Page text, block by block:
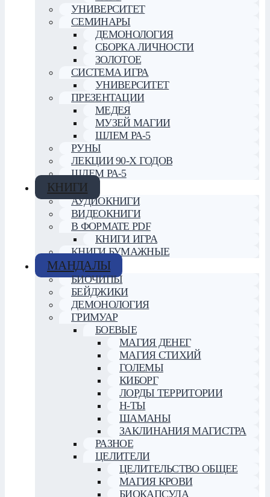
УНИВЕРСИТЕТ
СЕМИНАРЫ
ДЕМОНОЛОГИЯ
СБОРКА ЛИЧНОСТИ
ЗОЛОТОЕ
СИСТЕМА ИГРА
УНИВЕРСИТЕТ
ПРЕЗЕНТАЦИИ
МЕДЕЯ
МУЗЕЙ МАГИИ
ШЛЕМ РА-5
РУНЫ
ЛЕКЦИИ 90-Х ГОДОВ
ШЛЕМ РА-5
КНИГИ
АУДИОКНИГИ
ВИДЕОКНИГИ
В ФОРМАТЕ PDF
КНИГИ ИГРА
КНИГИ БУМАЖНЫЕ
МАНДАЛЫ
БИОЧИПЫ
БЕЙДЖИКИ
ДЕМОНОЛОГИЯ
ГРИМУАР
БОЕВЫЕ
МАГИЯ ДЕНЕГ
МАГИЯ СТИХИЙ
ГОЛЕМЫ
КИБОРГ
ЛОРДЫ ТЕРРИТОРИИ
Н-ТЫ
ШАМАНЫ
ЗАКЛИНАНИЯ МАГИСТРА
РАЗНОЕ
ЦЕЛИТЕЛИ
ЦЕЛИТЕЛЬСТВО ОБЩЕЕ
МАГИЯ КРОВИ
БИОКАПСУЛА